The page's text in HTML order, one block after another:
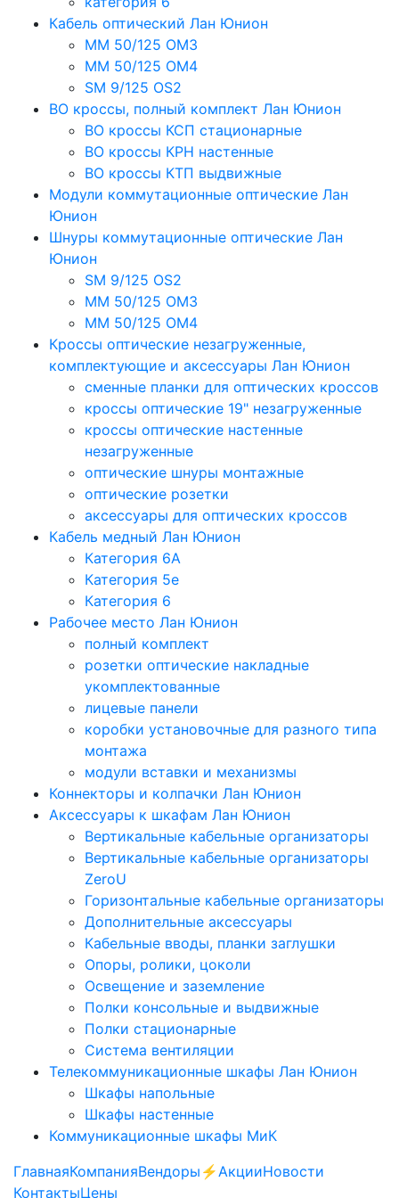
Кабель оптический Лан Юнион
MM 50/125 OM3
MM 50/125 OM4
SM 9/125 OS2
ВО кроссы, полный комплект Лан Юнион
ВО кроссы КСП стационарные
ВО кроссы КРН настенные
ВО кроссы КТП выдвижные
Модули коммутационные оптические Лан
Юнион
Шнуры коммутационные оптические Лан
Юнион
SM 9/125 OS2
MM 50/125 OM3
MM 50/125 OM4
Кроссы оптические незагруженные,
комплектующие и аксессуары Лан Юнион
сменные планки для оптических кроссов
кроссы оптические 19" незагруженные
кроссы оптические настенные
незагруженные
оптические шнуры монтажные
оптические розетки
аксессуары для оптических кроссов
Кабель медный Лан Юнион
Категория 6A
Категория 5e
Категория 6
Рабочее место Лан Юнион
полный комплект
розетки оптические накладные
укомплектованные
лицевые панели
коробки установочные для разного типа
монтажа
модули вставки и механизмы
Коннекторы и колпачки Лан Юнион
Аксессуары к шкафам Лан Юнион
Вертикальные кабельные организаторы
Вертикальные кабельные организаторы
ZeroU
Горизонтальные кабельные организаторы
Дополнительные аксессуары
Кабельные вводы, планки заглушки
Опоры, ролики, цоколи
Освещение и заземление
Полки консольные и выдвижные
Полки стационарные
Система вентиляции
Телекоммуникационные шкафы Лан Юнион
Шкафы напольные
Шкафы настенные
Коммуникационные шкафы МиК
ГлавнаяКомпанияВендоры ⚡️АкцииНовости
КонтактыЦены